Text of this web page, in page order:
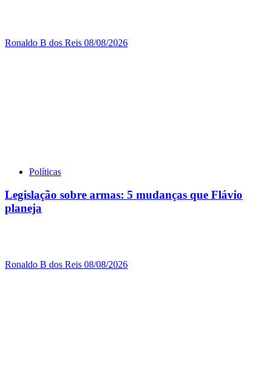
Ronaldo B dos Reis 08/08/2026
Políticas
Legislação sobre armas: 5 mudanças que Flávio
planeja
Ronaldo B dos Reis 08/08/2026